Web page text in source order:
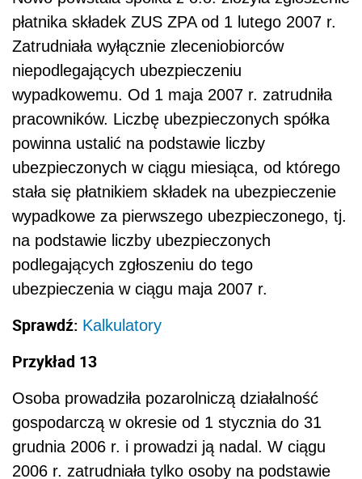
płatnika składek ZUS ZPA od 1 lutego 2007 r.
Zatrudniała wyłącznie zleceniobiorców
niepodlegających ubezpieczeniu
wypadkowemu. Od 1 maja 2007 r. zatrudniła
pracowników. Liczbę ubezpieczonych spółka
powinna ustalić na podstawie liczby
ubezpieczonych w ciągu miesiąca, od którego
stała się płatnikiem składek na ubezpieczenie
wypadkowe za pierwszego ubezpieczonego, tj.
na podstawie liczby ubezpieczonych
podlegających zgłoszeniu do tego
ubezpieczenia w ciągu maja 2007 r.
Sprawdź: Kalkulatory
Przykład 13
Osoba prowadziła pozarolniczą działalność
gospodarczą w okresie od 1 stycznia do 31
grudnia 2006 r. i prowadzi ją nadal. W ciągu
2006 r. zatrudniała tylko osoby na podstawie